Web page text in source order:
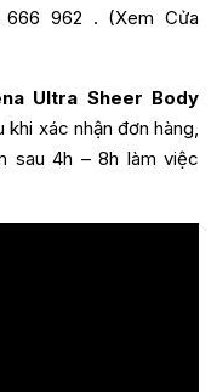
666 962 . (Xem Cửa
Ultra Sheer Body
xác nhận đơn hàng,
sau 4h – 8h làm việc